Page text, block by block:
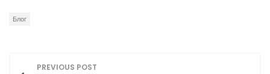
Блог
PREVIOUS POST